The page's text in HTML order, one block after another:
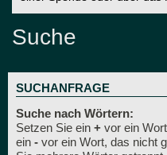
Suche
SUCHANFRAGE
Suche nach Wörtern:
Setzen Sie ein + vor ein
ein - vor ein Wort, das nicht